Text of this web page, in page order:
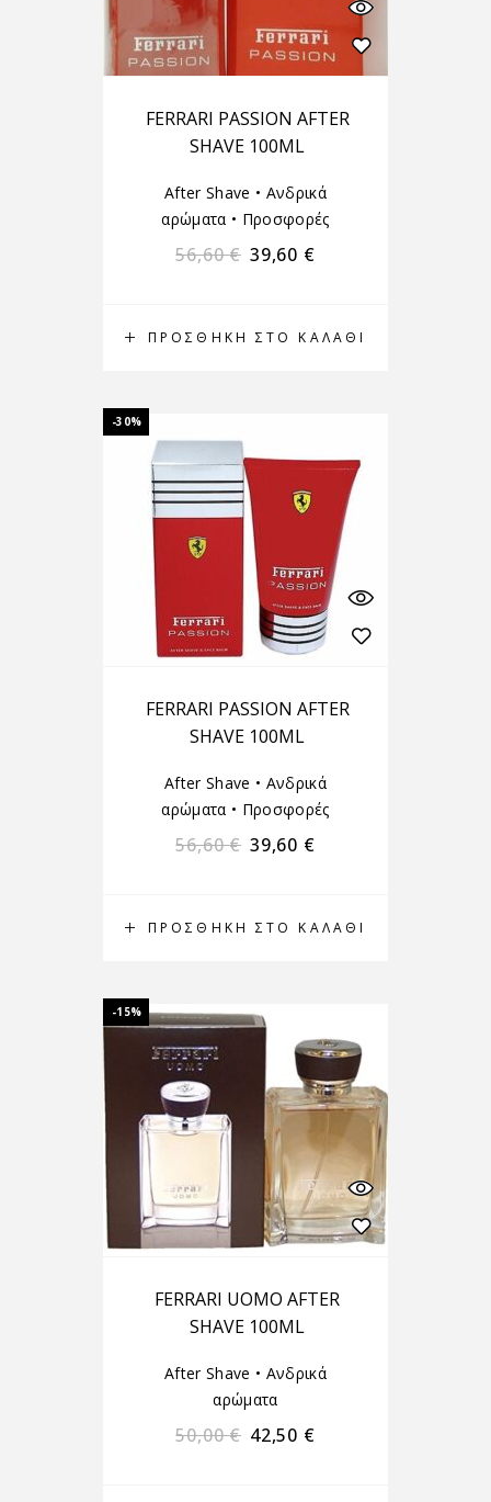
ΠΡΟΣΘΉΚΗ ΣΤΟ ΚΑΛΆΘΙ
FERRARI PASSION AFTER
SHAVE 100ML
After Shave • Ανδρικά
αρώματα • Προσφορές
56,60€ 39,60 €
-30%
ΠΡΟΣΘΉΚΗ ΣΤΟ ΚΑΛΆΘΙ
FERRARI PASSION AFTER
SHAVE 100ML
After Shave • Ανδρικά
αρώματα • Προσφορές
56,60€ 39,60 €
-15%
FERRARI UOMO AFTER
SHAVE 100ML
After Shave • Ανδρικά
αρώματα
50,00€ 42,50 €